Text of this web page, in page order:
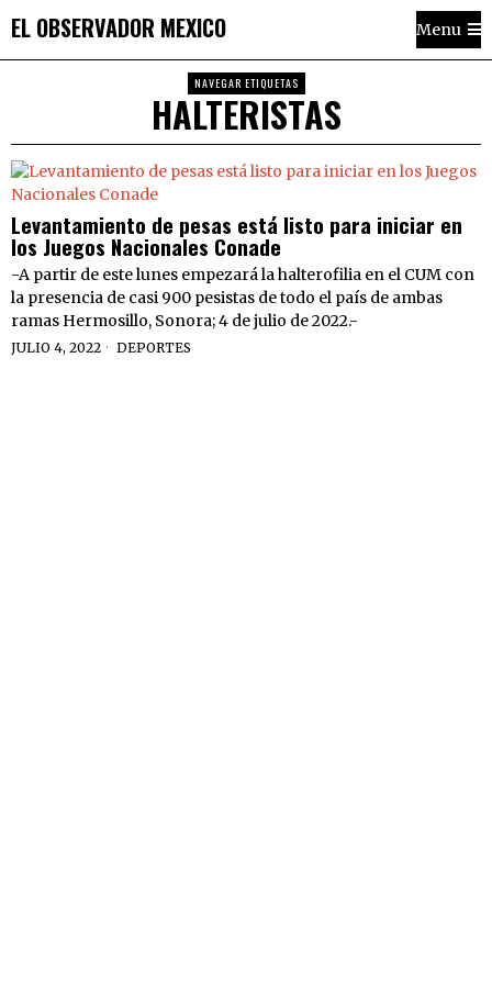
EL OBSERVADOR MEXICO Menu
NAVEGAR ETIQUETAS
HALTERISTAS
Levantamiento de pesas está listo para iniciar en
los Juegos Nacionales Conade
-A partir de este lunes empezará la halterofilia en el CUM con
la presencia de casi 900 pesistas de todo el país de ambas
ramas Hermosillo, Sonora; 4 de julio de 2022.-
JULIO 4, 2022 DEPORTES